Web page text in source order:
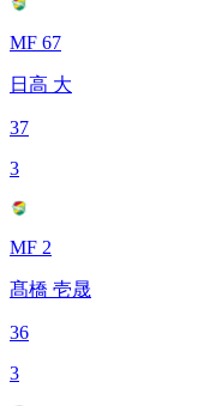
MF 67
日高 大
37
3
MF 2
髙橋 壱晟
36
3